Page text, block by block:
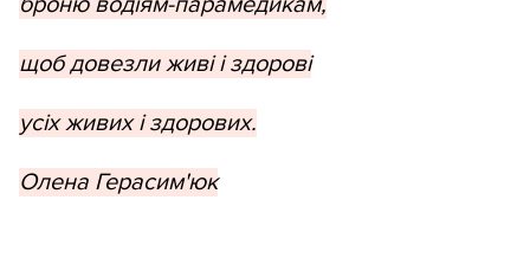
щоб довезли живі і здорові
усіх живих і здорових.
Олена Герасим'юк